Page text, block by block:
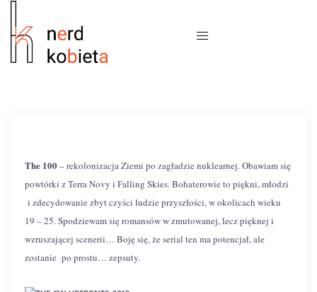
The 100– rekolonizacja Ziemi po zagładzie nuklearnej. Obawiam się
powtórki z Terra Novy i Falling Skies. Bohaterowie to piękni, młodzi
i zdecydowanie zbyt czyści ludzie przyszłości, w okolicach wieku
19 – 25. Spodziewam się romansów w zmutowanej, lecz pięknej i
wzruszającej scenerii… Boję się, że serial ten ma potencjał, ale
zostanie po prostu… zepsuty.